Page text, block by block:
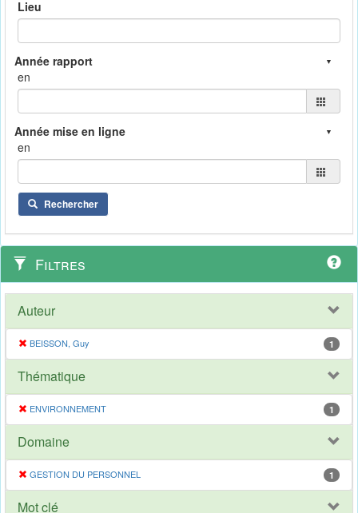
Lieu
en
en
Rechercher
Filtres
Auteur
BEISSON, Guy 1
Thématique
ENVIRONNEMENT 1
Domaine
GESTION DU PERSONNEL 1
Mot clé